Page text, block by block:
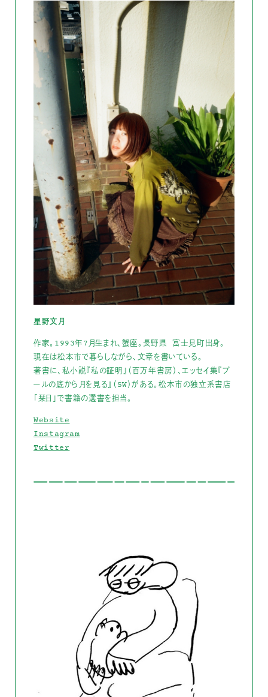
星野文月
作家。1993年7月生まれ、蟹座。長野県 富士見町出身。
現在は松本市で暮らしながら、文章を書いている。
著書に、私小説『私の証明』（百万年書房）、エッセイ集『プ
ールの底から月を見る』（SW）がある。松本市の独立系書店
「栞日」で書籍の選書を担当。
Website
Instagram
Twitter